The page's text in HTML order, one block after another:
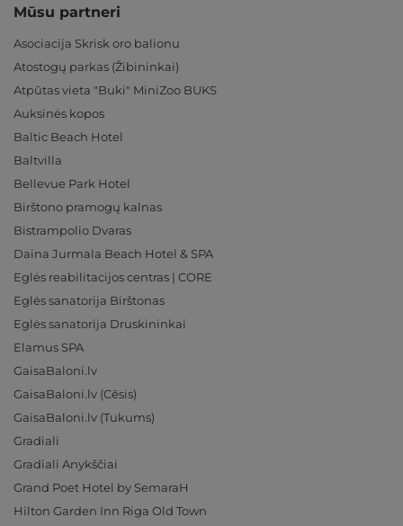
Mūsu partneri
Asociacija Skrisk oro balionu
Atostogų parkas (Žibininkai)
Atpūtas vieta "Buki" MiniZoo BUKS
Auksinės kopos
Baltic Beach Hotel
Baltvilla
Bellevue Park Hotel
Birštono pramogų kalnas
Bistrampolio Dvaras
Daina Jurmala Beach Hotel & SPA
Eglės reabilitacijos centras | CORE
Eglės sanatorija Birštonas
Eglės sanatorija Druskininkai
Elamus SPA
GaisaBaloni.lv
GaisaBaloni.lv (Cēsis)
GaisaBaloni.lv (Tukums)
Gradiali
Gradiali Anykščiai
Grand Poet Hotel by SemaraH
Hilton Garden Inn Riga Old Town